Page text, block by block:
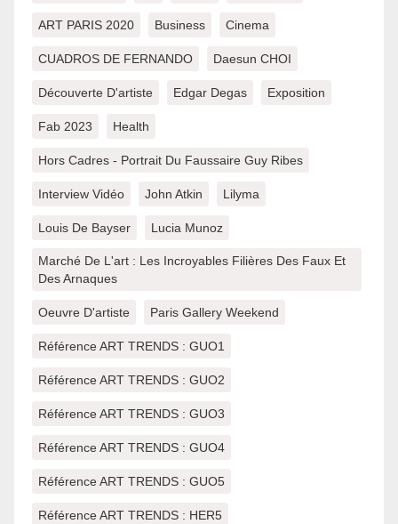
ART PARIS 2020 Business Cinema
CUADROS DE FERNANDO Daesun CHOI
Découverte D'artiste Edgar Degas Exposition
Fab 2023 Health
Hors Cadres - Portrait Du Faussaire Guy Ribes
Interview Vidéo John Atkin Lilyma
Louis De Bayser Lucia Munoz
Marché De L'art : Les Incroyables Filières Des Faux Et
Des Arnaques
Oeuvre D'artiste Paris Gallery Weekend
Référence ART TRENDS : GUO1
Référence ART TRENDS : GUO2
Référence ART TRENDS : GUO3
Référence ART TRENDS : GUO4
Référence ART TRENDS : GUO5
Référence ART TRENDS : HER5